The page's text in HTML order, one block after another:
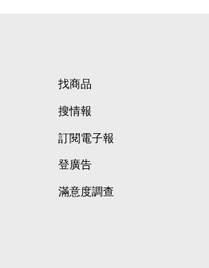
找商品
搜情報
訂閱電子報
登廣告
滿意度調查